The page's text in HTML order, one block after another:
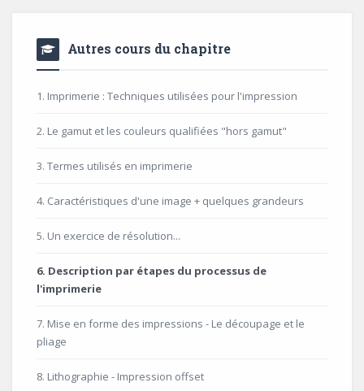
Autres cours du chapitre
1. Imprimerie : Techniques utilisées pour l'impression
2. Le gamut et les couleurs qualifiées "hors gamut"
3. Termes utilisés en imprimerie
4. Caractéristiques d'une image + quelques grandeurs
5. Un exercice de résolution...
6. Description par étapes du processus de
l'imprimerie
7. Mise en forme des impressions - Le découpage et le
pliage
8. Lithographie - Impression offset